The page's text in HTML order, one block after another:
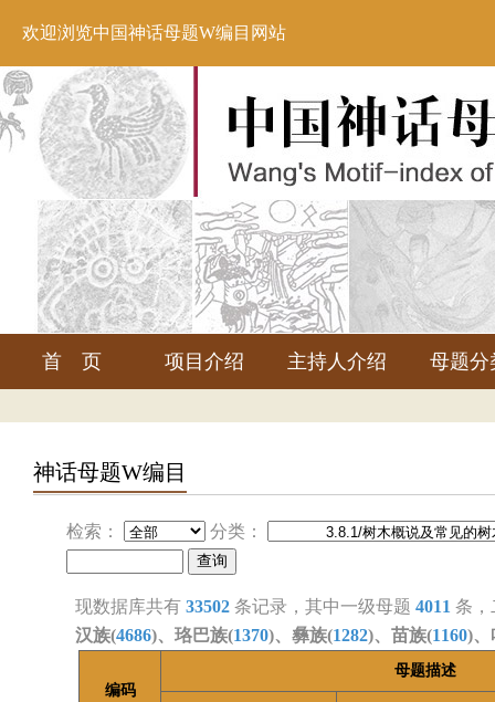
欢迎浏览中国神话母题W编目网站
首 页 项目介绍 主持人介绍 母题分
神话母题W编目
检索： 分类：
现数据库共有 33502 条记录，其中一级母题 4011 条
汉族(4686)、珞巴族(1370)、彝族(1282)、苗族(1160)、
编码
母题描述